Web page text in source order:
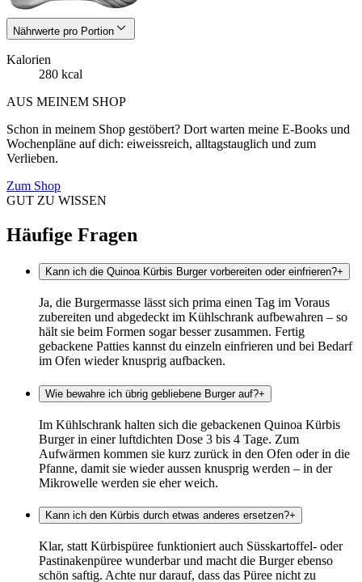
Nährwerte pro Portion
Kalorien
280 kcal
AUS MEINEM SHOP
Schon in meinem Shop gestöbert? Dort warten meine E-Books und
Wochenpläne auf dich: eiweissreich, alltagstauglich und zum
Verlieben.
Zum Shop
GUT ZU WISSEN
Häufige Fragen
Kann ich die Quinoa Kürbis Burger vorbereiten oder einfrieren?+
Ja, die Burgermasse lässt sich prima einen Tag im Voraus
zubereiten und abgedeckt im Kühlschrank aufbewahren – so
hält sie beim Formen sogar besser zusammen. Fertig
gebackene Patties kannst du einzeln einfrieren und bei Bedarf
im Ofen wieder knusprig aufbacken.
Wie bewahre ich übrig gebliebene Burger auf?+
Im Kühlschrank halten sich die gebackenen Quinoa Kürbis
Burger in einer luftdichten Dose 3 bis 4 Tage. Zum
Aufwärmen kommen sie kurz zurück in den Ofen oder in die
Pfanne, damit sie wieder aussen knusprig werden – in der
Mikrowelle werden sie eher weich.
Kann ich den Kürbis durch etwas anderes ersetzen?+
Klar, statt Kürbispüree funktioniert auch Süsskartoffel- oder
Pastinakenpüree wunderbar und macht die Burger ebenso
schön saftig. Achte nur darauf, dass das Püree nicht zu